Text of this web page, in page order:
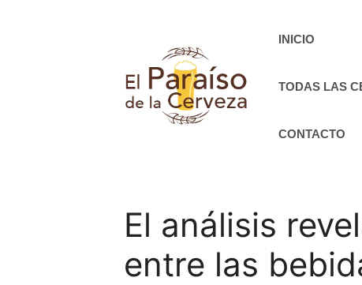
INICIO
TODAS LAS
CONTACTO
El análisis
entre las